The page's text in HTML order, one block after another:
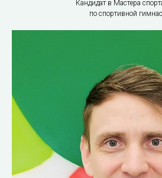
Кандидат в Мастера
по спортивной